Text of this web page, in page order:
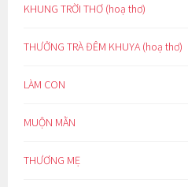
KHUNG TRỜI THƠ (hoạ thơ)
THƯỞNG TRÀ ĐÊM KHUYA (hoạ thơ)
LÀM CON
MUỘN MẰN
THƯƠNG MẸ